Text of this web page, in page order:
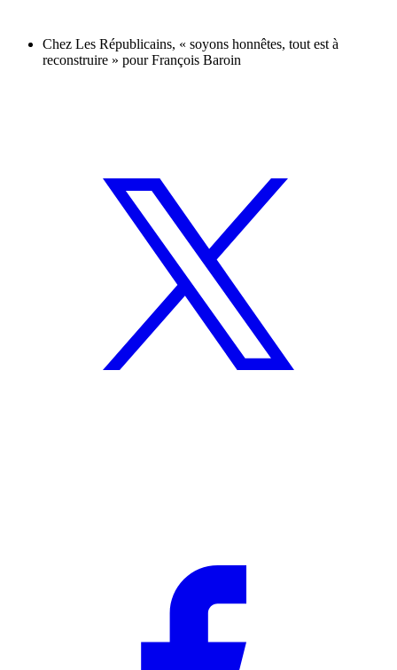
Chez Les Républicains, « soyons honnêtes, tout est à
reconstruire » pour François Baroin